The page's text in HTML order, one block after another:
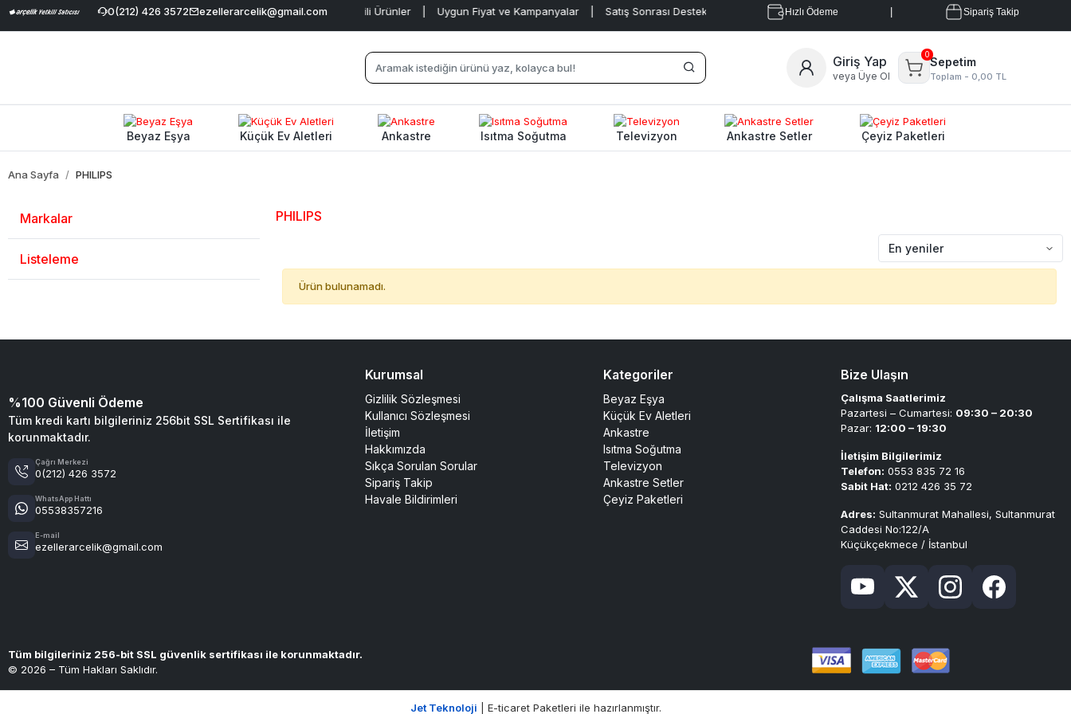
0(212) 426 3572 ezellerarcelik@gmail.com
Havale İndirimi Geniş Ürün Yelpazesi | %100 Orijinal ve Garantili Ürünler | Uygun Fiyat ve Kampanyalar | Satış Sonrası Destek Hızlı Ödeme Sipariş Takip
Giriş Yap
veya Üye Ol
0
Sepetim
Toplam - 0,00 TL
Beyaz Eşya Küçük Ev Aletleri Ankastre Isıtma Soğutma Televizyon Ankastre Setler Çeyiz Paketleri
Ana Sayfa PHILIPS
Markalar
Listeleme
PHILIPS
Ürün bulunamadı.
%100 Güvenli Ödeme
Tüm kredi kartı bilgileriniz 256bit SSL Sertifikası ile
korunmaktadır.
Çağrı Merkezi
0(212) 426 3572
WhatsApp Hattı
05538357216
E-mail
ezellerarcelik@gmail.com
Kurumsal
Gizlilik Sözleşmesi
Kullanıcı Sözleşmesi
İletişim
Hakkımızda
Sıkça Sorulan Sorular
Sipariş Takip
Havale Bildirimleri
Kategoriler
Beyaz Eşya
Küçük Ev Aletleri
Ankastre
Isıtma Soğutma
Televizyon
Ankastre Setler
Çeyiz Paketleri
Bize Ulaşın
Çalışma Saatlerimiz
Pazartesi – Cumartesi: 09:30 – 20:30
Pazar: 12:00 – 19:30
İletişim Bilgilerimiz
Telefon: 0553 835 72 16
Sabit Hat: 0212 426 35 72
Adres: Sultanmurat Mahallesi, Sultanmurat
Caddesi No:122/A
Küçükçekmece / İstanbul
Tüm bilgileriniz 256-bit SSL güvenlik sertifikası ile korunmaktadır.
© 2026 – Tüm Hakları Saklıdır.
Jet Teknoloji | E-ticaret Paketleri ile hazırlanmıştır.